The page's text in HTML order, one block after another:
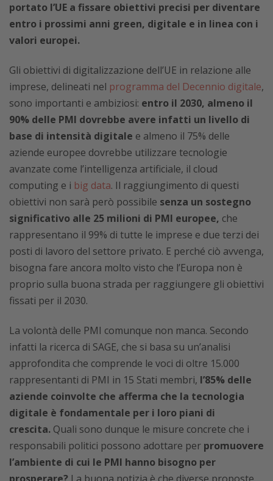
portato l’UE a fissare obiettivi precisi per diventare
entro i prossimi anni green, digitale e in linea con i
valori europei.
Gli obiettivi di digitalizzazione dell’UE in relazione alle
imprese, delineati nel programma del Decennio digitale,
sono importanti e ambiziosi: entro il 2030, almeno il
90% delle PMI dovrebbe avere infatti un livello di
base di intensità digitale e almeno il 75% delle
aziende europee dovrebbe utilizzare tecnologie
avanzate come l’intelligenza artificiale, il cloud
computing e i big data. Il raggiungimento di questi
obiettivi non sarà però possibile senza un sostegno
significativo alle 25 milioni di PMI europee, che
rappresentano il 99% di tutte le imprese e due terzi dei
posti di lavoro del settore privato. E perché ciò avvenga,
bisogna fare ancora molto visto che l’Europa non è
proprio sulla buona strada per raggiungere gli obiettivi
fissati per il 2030.
La volontà delle PMI comunque non manca. Secondo
infatti la ricerca di SAGE, che si basa su un’analisi
approfondita che comprende le voci di oltre 15.000
rappresentanti di PMI in 15 Stati membri, l’85% delle
aziende coinvolte che afferma che la tecnologia
digitale è fondamentale per i loro piani di
crescita. Quali sono dunque le misure concrete che i
responsabili politici possono adottare per promuovere
l’ambiente di cui le PMI hanno bisogno per